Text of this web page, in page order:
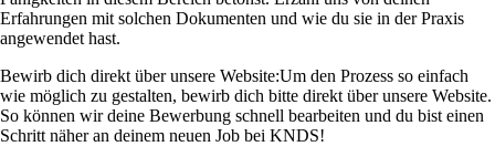
Erfahrungen mit solchen Dokumenten und wie du sie in der Praxis
angewendet hast.
Bewirb dich direkt über unsere Website:Um den Prozess so einfach
wie möglich zu gestalten, bewirb dich bitte direkt über unsere Website.
So können wir deine Bewerbung schnell bearbeiten und du bist einen
Schritt näher an deinem neuen Job bei KNDS!